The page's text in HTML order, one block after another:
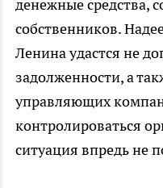
денежные средства,
собственников.
Ленина удастся не
задолженности, а
управляющих
контролироваться
ситуация впредь не